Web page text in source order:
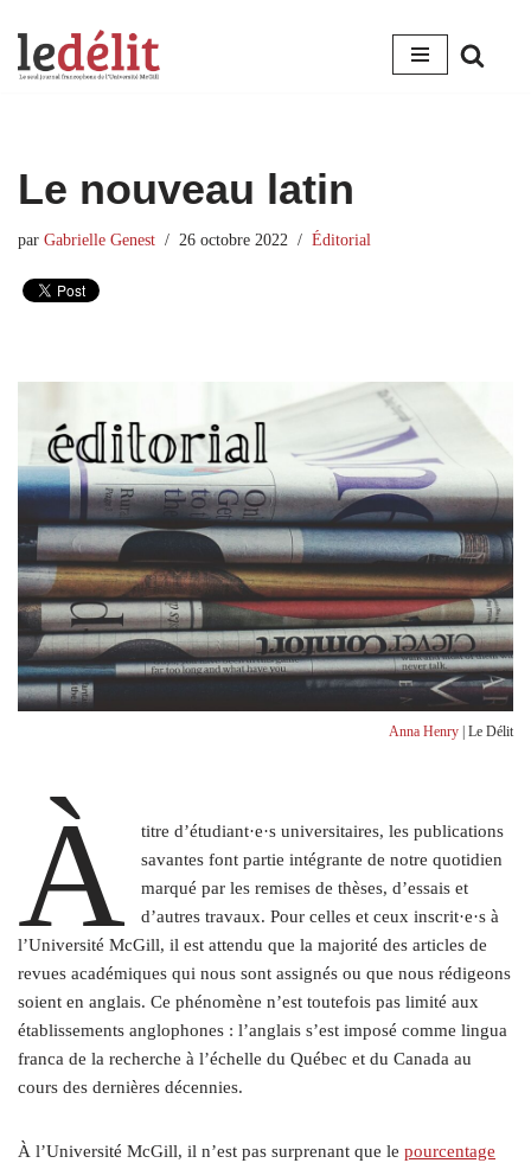
Aller
Le nouveau latin
par Gabrielle Genest 26 octobre 2022 Éditorial
Anna Henry | Le Délit
À
titre d’étudiant·e·s universitaires, les publications
savantes font partie intégrante de notre quotidien
marqué par les remises de thèses, d’essais et
d’autres travaux. Pour celles et ceux inscrit·e·s à
l’Université McGill, il est attendu que la majorité des articles de
revues académiques qui nous sont assignés ou que nous rédigeons
soient en anglais. Ce phénomène n’est toutefois pas limité aux
établissements anglophones : l’anglais s’est imposé comme lingua
franca de la recherche à l’échelle du Québec et du Canada au
cours des dernières décennies.
À l’Université McGill, il n’est pas surprenant que le pourcentage